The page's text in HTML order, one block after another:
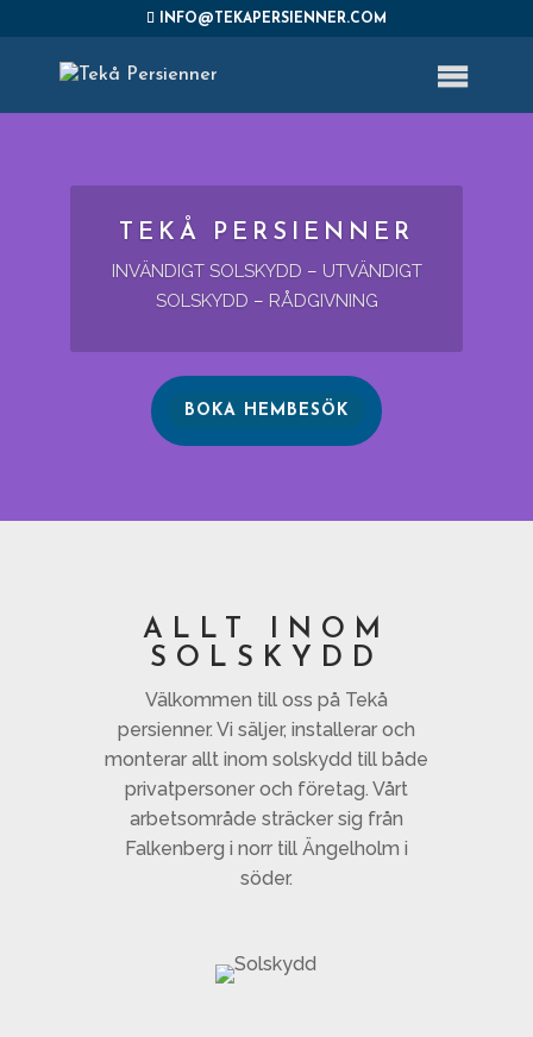
INFO@TEKAPERSIENNER.COM
TEKÅ PERSIENNER
INVÄNDIGT SOLSKYDD – UTVÄNDIGT
SOLSKYDD – RÅDGIVNING
BOKA HEMBESÖK
ALLT INOM
SOLSKYDD
Välkommen till oss på Tekå
persienner. Vi säljer, installerar och
monterar allt inom solskydd till både
privatpersoner och företag. Vårt
arbetsområde sträcker sig från
Falkenberg i norr till Ängelholm i
söder.